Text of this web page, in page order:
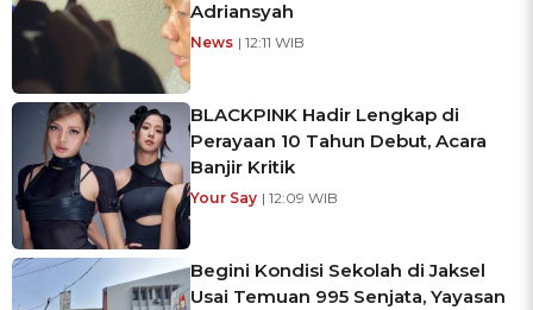
Adriansyah
News | 12:11 WIB
BLACKPINK Hadir Lengkap di
Perayaan 10 Tahun Debut, Acara
Banjir Kritik
Your Say | 12:09 WIB
Begini Kondisi Sekolah di Jaksel
Usai Temuan 995 Senjata, Yayasan